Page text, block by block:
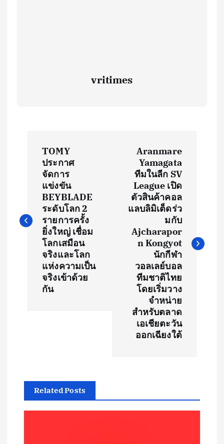
vritimes
t
t
TOMY
ประกาศ
จัดการ
แข่งขัน
BEYBLADE
ระดับโลก 2
รายการครั้ง
ยิ่งใหญ่ เชื่อม
โลกเสมือน
จริงและโลก
แห่งความเป็น
จริงเข้าด้วย
กัน
Aranmare
Yamagata
ทีมในลีก SV
League เปิด
ตัวสินค้าคอล
แลบลิมิเต็ดร่ว
มกับ
Ajcharapor
n Kongyot
นักกีฬา
วอลเลย์บอล
ทีมชาติไทย
โดยเริ่มวาง
จำหน่าย
สำหรับตลาด
เอเชียตะวัน
ออกเฉียงใต้
Related Posts